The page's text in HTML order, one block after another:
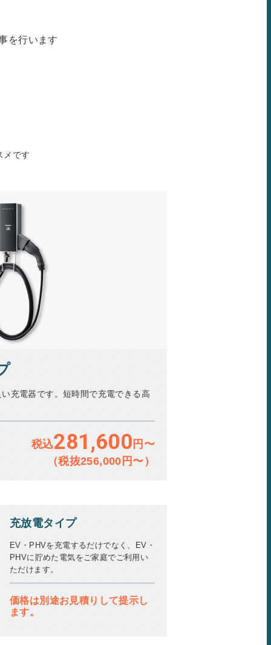
を行います
メです
充電器です。短時間で充電できる高
税込281,600 円〜
（税抜256,000円〜）
充放電タイプ
EV・PHVを充電するだけでなく、EV・
PHVに貯めた電気をご家庭でご利用い
ただけます。
価格は別途お見積りして提示し
ます。